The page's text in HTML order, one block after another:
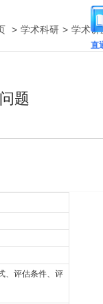
> 学术科研 > 学术讲
题
、评估条件、评
直